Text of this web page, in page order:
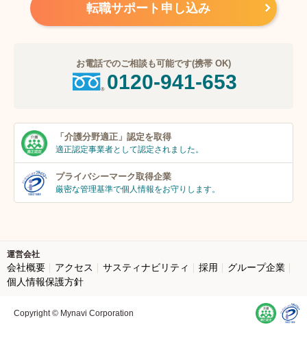
転職サポート申し込み
お電話でのご相談も可能です(携帯 OK)
0120-941-653
「介護分野適正」 認定を取得
適正認定事業者として認定されました。
プライバシーマーク取得企業
厳密な管理基準で個人情報をお守りします。
運営会社
会社概要 アクセス サスティナビリティ 採用
グループ企業
個人情報保護方針
Copyright © Mynavi Corporation